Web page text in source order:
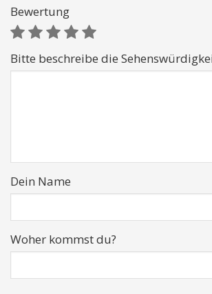
Bewertung
Bitte beschreibe die
Dein Name
Woher kommst du?